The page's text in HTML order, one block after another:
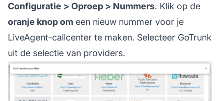
Configuratie > Oproep > Nummers. Klik op de
oranje knop om een nieuw nummer voor je
LiveAgent-callcenter te maken. Selecteer GoTrunk
uit de selectie van providers.